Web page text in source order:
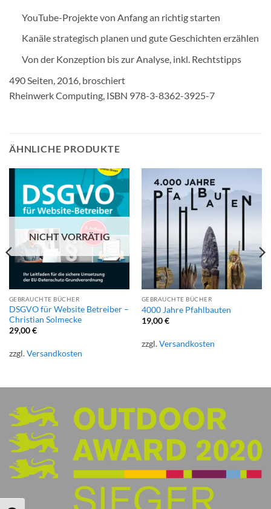
YouTube-Projekte von Anfang an richtig starten
Kanäle strategisch planen und gute Geschichten erzählen
Von der Konzeption bis zur Analyse, inkl. Rechtstipps
490 Seiten, 2016, broschiert
Rheinwerk Computing, ISBN 978-3-8362-3925-7
ÄHNLICHE PRODUKTE
NICHT VORRÄTIG
GEBRAUCHTE BÜCHER
DSGVO für Website Betreiber –
Christian Solmecke
29,00€
zzgl.Versandkosten
GEBRAUCHTE BÜCHER
4000 Jahre Pfahlbauten
19,00€
zzgl.Versandkosten